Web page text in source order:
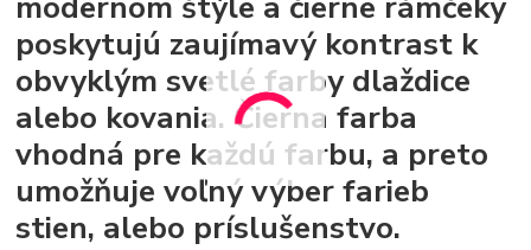
poskytujú zaujímavý kontrast k
obvyklým svetlé farby dlaždice
alebo kovania. Čierna farba
vhodná pre každú farbu, a preto
umožňuje voľný výber farieb
stien, alebo príslušenstvo.